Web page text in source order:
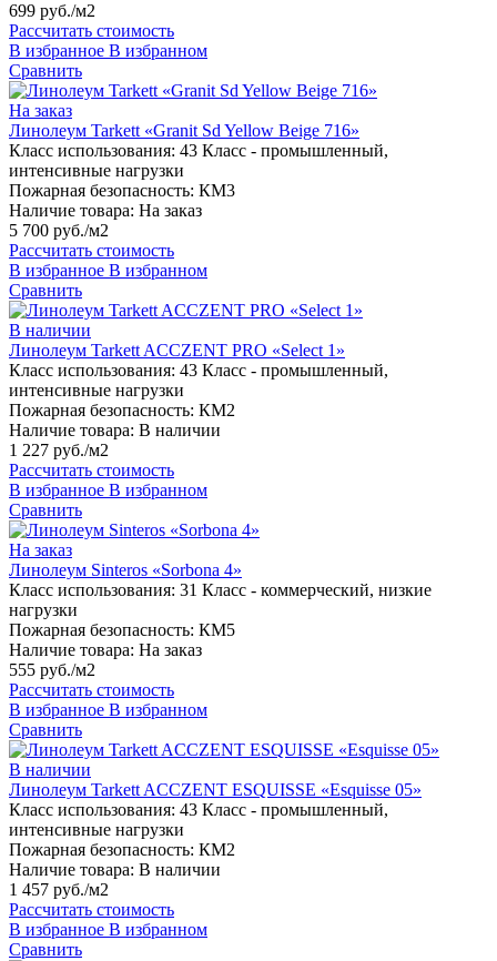
699 руб./м2
Рассчитать стоимость
В избранное В избранном
Сравнить
На заказ
Линолеум Tarkett «Granit Sd Yellow Beige 716»
Класс использования: 43 Класс - промышленный,
интенсивные нагрузки
Пожарная безопасность: КМ3
Наличие товара: На заказ
5 700 руб./м2
Рассчитать стоимость
В избранное В избранном
Сравнить
В наличии
Линолеум Tarkett ACCZENT PRO «Select 1»
Класс использования: 43 Класс - промышленный,
интенсивные нагрузки
Пожарная безопасность: КМ2
Наличие товара: В наличии
1 227 руб./м2
Рассчитать стоимость
В избранное В избранном
Сравнить
На заказ
Линолеум Sinteros «Sorbona 4»
Класс использования: 31 Класс - коммерческий, низкие
нагрузки
Пожарная безопасность: КМ5
Наличие товара: На заказ
555 руб./м2
Рассчитать стоимость
В избранное В избранном
Сравнить
В наличии
Линолеум Tarkett ACCZENT ESQUISSE «Esquisse 05»
Класс использования: 43 Класс - промышленный,
интенсивные нагрузки
Пожарная безопасность: КМ2
Наличие товара: В наличии
1 457 руб./м2
Рассчитать стоимость
В избранное В избранном
Сравнить